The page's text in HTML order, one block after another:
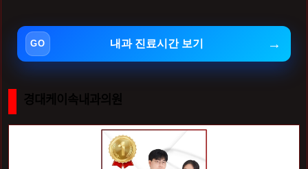
내과 진료시간 보기
경대케이속내과의원